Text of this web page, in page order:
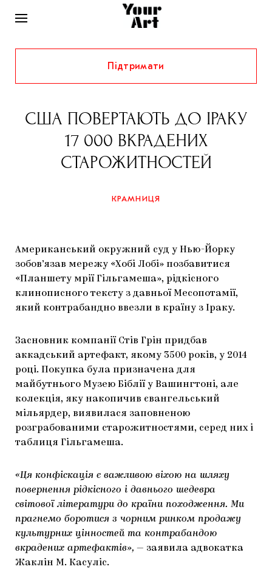
НОВИНИ
ІНТЕРВ’Ю
ХУДОЖНИКИ
КУРАТОРИ
РІДНИЙ КРАЙ
ФЕСТИВАЛІ
КОЛЕКЦІЇ
АРТЦЕНТРИ
СТАТТІ
КОНСПЕКТИ
КНИЖКИ І ЖУРНАЛИ
ЗАПАЛЕННЯ
ЯК ПІДТРИМУВАТИ УКРАЇНСЬКЕ МИСТЕЦТВО
МАРІУПОЛЬСЬКІ МАРГІНАЛІЇ
CARPATHIAN CULT ПРО РІЗДВЯНІ СВЯТА
КРАМНИЦЯ
Підтримати
США ПОВЕРТАЮТЬ ДО ІРАКУ
17 000 ВКРАДЕНИХ
СТАРОЖИТНОСТЕЙ
КРАМНИЦЯ
Американський окружний суд у Нью-Йорку
зобов’язав мережу «Хобі Лобі» позбавитися
«Планшету мрії Гільгамеша», рідкісного
клинописного тексту з давньої Месопотамії,
який контрабандно ввезли в країну з Іраку.
Засновник компанії Стів Грін придбав
аккадський артефакт, якому 3500 років, у 2014
році. Покупка була призначена для
майбутнього Музею Біблії у Вашингтоні, але
колекція, яку накопичив євангельський
мільярдер, виявилася заповненою
розграбованими старожитностями, серед них і
таблиця Гільгамеша.
«Ця конфіскація є важливою віхою на шляху
повернення рідкісного і давнього шедевра
світової літератури до країни походження. Ми
прагнемо боротися з чорним ринком продажу
культурних цінностей та контрабандою
вкрадених артефактів», — заявила адвокатка
Жаклін М. Касуліс.